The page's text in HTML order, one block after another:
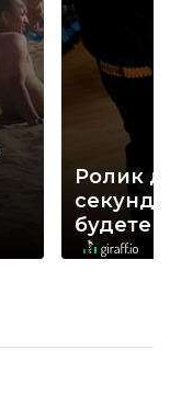
Ролик
секунд,
будете